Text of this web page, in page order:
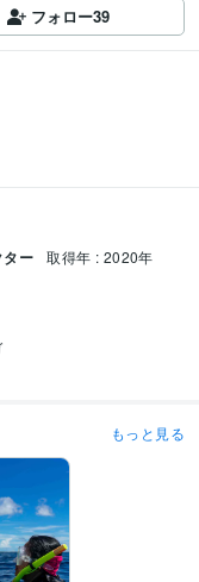
フォロー39
ー 取得年 : 2020年
もっと見る